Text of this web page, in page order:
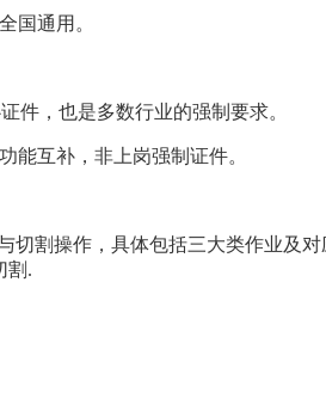
国通用。
件，也是多数行业的强制要求。
能互补，非上岗强制证件。
切割操作，具体包括三大类作业及
割.